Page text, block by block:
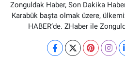
Zonguldak Haber, Son Dakika
Karabük başta olmak üzere,
HABER’de. ZHaber ile